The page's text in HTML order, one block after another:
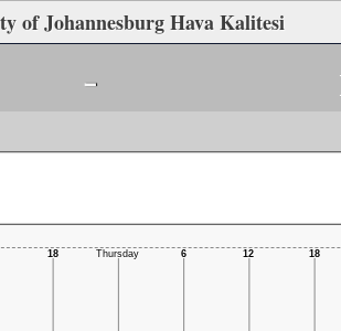
of Johannesburg Hava Kalitesi
-